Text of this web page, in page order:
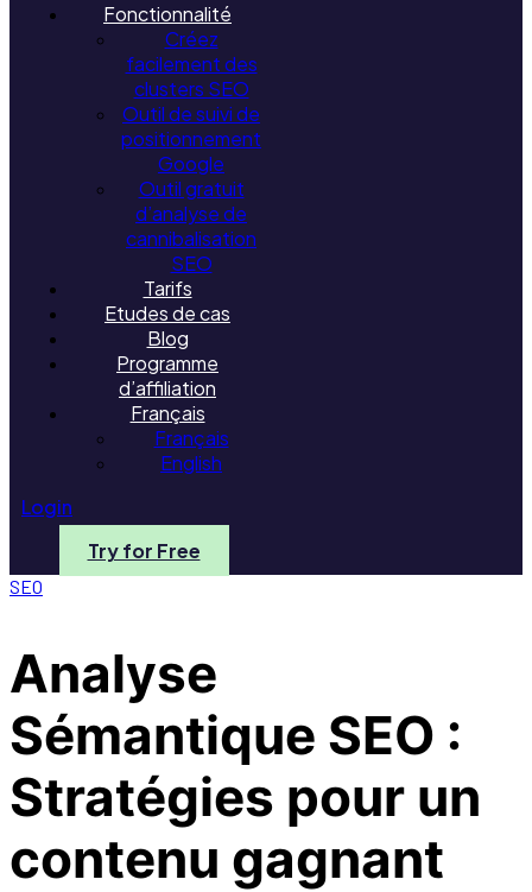
Fonctionnalité
Créez
facilement des
clusters SEO
Outil de suivi de
positionnement
Google
Outil gratuit
d’analyse de
cannibalisation
SEO
Tarifs
Etudes de cas
Blog
Programme
d’affiliation
Français
Français
English
Login
Try for Free
SEO
Analyse
Sémantique SEO :
Stratégies pour un
contenu gagnant